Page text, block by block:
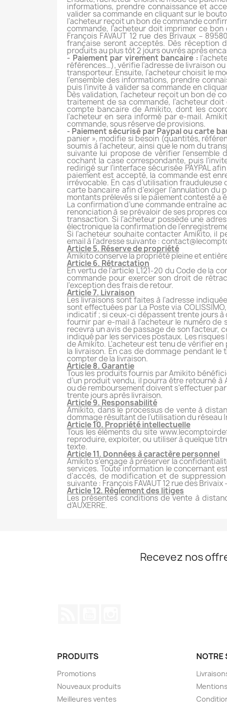
informations, prendre connaissance et
valider sa commande en cliquant sur le
l’acheteur reçoit un bon de commande
commande, l’acheteur doit imprimer ce bon
François FAVAUT 12 rue des Brivaux –
française seront acceptés. Dès réception
produits au plus tôt 2 jours ouvrés après
- Paiement par virement bancaire :
références…), vérifie l’adresse de livraison
transporteur. Ensuite, l’acheteur choisit le
l’ensemble des informations, prendre
puis l’invite à valider sa commande en
Dès validation, l’acheteur reçoit un bon de
traitement de sa commande, l’acheteur
compte bancaire de Amikito, dont les
l’acheteur en sera informé par e-mail.
commande, sous réserve de provisions.
- Paiement sécurisé par Paypal ou carte
panier », modifie si besoin (quantités,
soumis à l’acheteur, ainsi que le nom du
suivante lui propose de vérifier
cochant la case correspondante, puis
redirigé sur l’interface sécurisée PAYPAL
paiement est accepté, la commande est
irrévocable. En cas d’utilisation
carte bancaire afin d’exiger l’annulation du
montants prélevés si le paiement contesté
La confirmation d’une commande entraîne
renonciation à se prévaloir de ses propres
transaction. Si l’acheteur possède une
électronique la confirmation de
Si l’acheteur souhaite contacter Amikito, il
email à l’adresse suivante :
Article 5. Réserve de propriété
Amikito conserve la propriété pleine et
Article 6. Rétractation
En vertu de l’article L121-20 du Code de la
commande pour exercer son droit de
l’exception des frais de retour.
Article 7. Livraison
Les livraisons sont faites à l’adresse
sont effectuées par La Poste via
indicatif ; si ceux-ci dépassent trente jours à
fournir par e-mail à l’acheteur le numéro de
recevra un avis de passage de son facteur,
indiqué par les services postaux. Les
de Amikito. L’acheteur est tenu de vérifier
la livraison. En cas de dommage pendant
compter de la livraison.
Article 8. Garantie
Tous les produits fournis par Amikito
d’un produit vendu, il pourra être retourné à
ou de remboursement doivent s’effectuer par
trente jours après livraison.
Article 9. Responsabilité
Amikito, dans le processus de vente à
dommage résultant de l’utilisation du
Article 10. Propriété intellectuelle
Tous les éléments du site
reproduire, exploiter, ou utiliser à quelque
texte.
Article 11. Données à caractère personnel
Amikito s'engage à préserver la
services. Toute information le concernant
d'accès, de modification et de
suivante : François FAVAUT 12 rue des Brivaix
Article 12. Règlement des litiges
Les présentes conditions de vente à
d’AUXERRE.
Recevez nos
PRODUITS
Promotions
Nouveaux produits
Meilleures ventes
NOTRE